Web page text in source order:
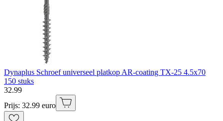
Dynaplus Schroef universeel platkop AR-coating TX-25 4.5x70
150 stuks
32.99
Prijs: 32.99 euro